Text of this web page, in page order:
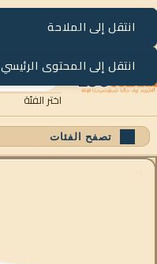
انتقل إلى الملاحة
انتقل إلى المحتوى الرئيسي
اختر الفئة
تصفح الفئات